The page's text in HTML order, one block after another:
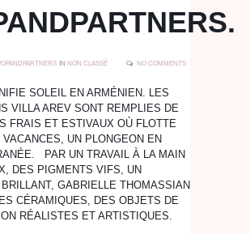
IN NON CLASSÉ NO COMMENTS
SOLEIL EN ARMÉNIEN. LES
VILLA AREV SONT REMPLIES DE
FRAIS ET ESTIVAUX OÙ FLOTTE
VACANCES, UN PLONGEON EN
PAR UN TRAVAIL À LA MAIN
DES PIGMENTS VIFS, UN
GABRIELLE THOMASSIAN
CÉRAMIQUES, DES OBJETS DE
RÉALISTES ET ARTISTIQUES.